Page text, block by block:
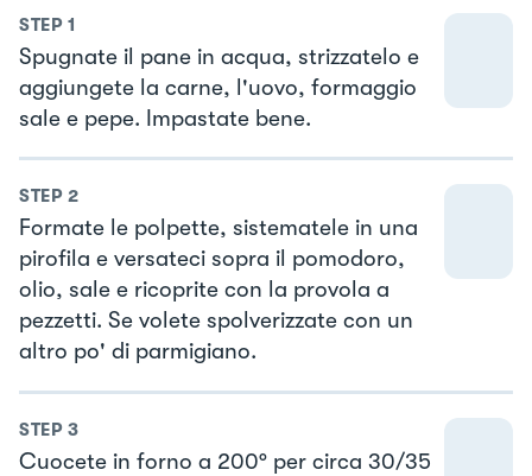
STEP 1
Spugnate il pane in acqua, strizzatelo e
aggiungete la carne, l'uovo, formaggio
sale e pepe. Impastate bene.
STEP 2
Formate le polpette, sistematele in una
pirofila e versateci sopra il pomodoro,
olio, sale e ricoprite con la provola a
pezzetti. Se volete spolverizzate con un
altro po' di parmigiano.
STEP 3
Cuocete in forno a 200° per circa 30/35